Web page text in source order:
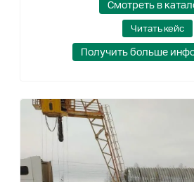
Смотреть в
Читать кейс
Получить больше